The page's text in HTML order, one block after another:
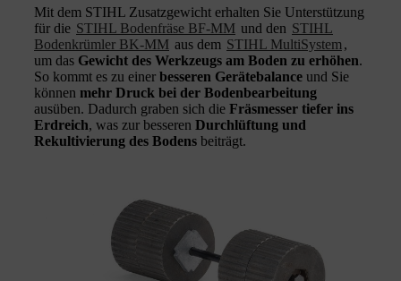
Mit dem STIHL Zusatzgewicht erhalten Sie Unterstützung
für die STIHL Bodenfräse BF-MM und den STIHL
Bodenkrümler BK-MM aus dem STIHL MultiSystem ,
um das Gewicht des Werkzeugs am Boden zu erhöhen.
So kommt es zu einer besseren Gerätebalance und Sie
können mehr Druck bei der Bodenbearbeitung
ausüben. Dadurch graben sich die Fräsmesser tiefer ins
Erdreich, was zur besseren Durchlüftung und
Rekultivierung des Bodens beiträgt.